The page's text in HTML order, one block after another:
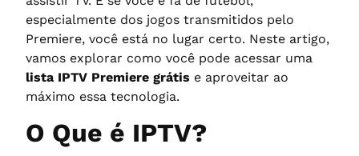
especialmente dos jogos transmitidos pelo
Premiere, você está no lugar certo. Neste artigo,
vamos explorar como você pode acessar uma
lista IPTV Premiere grátis e aproveitar ao
máximo essa tecnologia.
O Que é IPTV?